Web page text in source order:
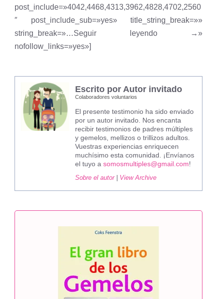
post_include=»4042,4468,4313,3962,4828,4702,2560
″ post_include_sub=»yes» title_string_break=»»
string_break=»…Seguir leyendo →»
nofollow_links=»yes»]
Escrito por Autor invitado
Colaboradores voluntarios
El presente testimonio ha sido enviado
por un autor invitado. Nos encanta
recibir testimonios de padres múltiples
y gemelos, mellizos o trillizos adultos.
Vuestras experiencias enriquecen
muchísimo esta comunidad. ¡Envíanos
el tuyo a somosmultiples@gmail.com!
Sobre el autor| View Archive